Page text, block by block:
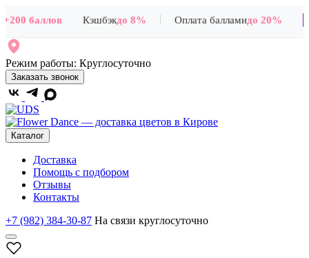
баллов Кэшбэкдо 8% Оплата балламидо 20%
Режим работы: Круглосуточно
Заказать звонок
Каталог
Доставка
Помощь с подбором
Отзывы
Контакты
+7 (982) 384-30-87 На связи круглосуточно